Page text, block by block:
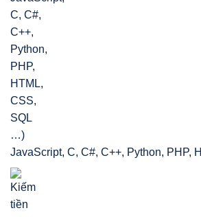
JavaScript, C, C#, C++, Python, PHP,